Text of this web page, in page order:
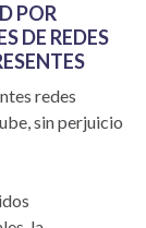
POR
DE REDES
redes
sin perjuicio